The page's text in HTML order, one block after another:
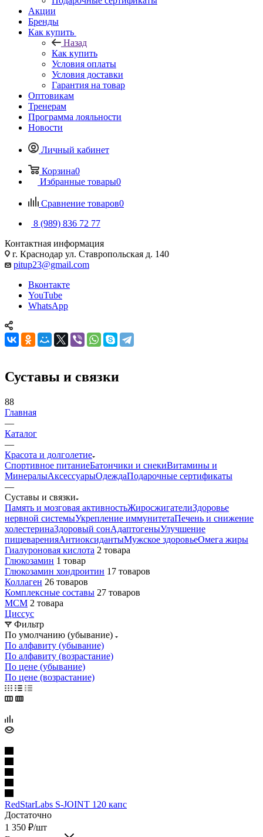
Акции
Бренды
Как купить
Назад
Как купить
Условия оплаты
Условия доставки
Гарантия на товар
Оптовикам
Тренерам
Программа лояльности
Новости
Личный кабинет
Корзина0
Избранные товары0
Сравнение товаров0
8 (989) 836 72 77
Контактная информация
г. Краснодар ул. Ставропольская д. 140
pitup23@gmail.com
Вконтакте
YouTube
WhatsApp
Суставы и связки
88
Главная
—
Каталог
—
Красота и долголетие
Спортивное питаниеБатончики и снекиВитамины и
МинералыАксессуарыОдеждаПодарочные сертификаты
—
Суставы и связки
Память и мозговая активностьЖиросжигателиЗдоровье
нервной системыУкрепление иммунитетаПечень и снижение
холестеринаЗдоровый сонАдаптогеныУлучшение
пищеваренияАнтиоксидантыМужское здоровьеОмега жиры
Гиалуроновая кислота 2 товара
Глюкозамин 1 товар
Глюкозамин хондроитин 17 товаров
Коллаген 26 товаров
Комплексные составы 27 товаров
МСМ 2 товара
Циссус
Фильтр
По умолчанию (убывание)
По алфавиту (убывание)
По алфавиту (возрастание)
По цене (убывание)
По цене (возрастание)
RedStarLabs S-JOINT 120 капс
Достаточно
1 350 ₽/шт